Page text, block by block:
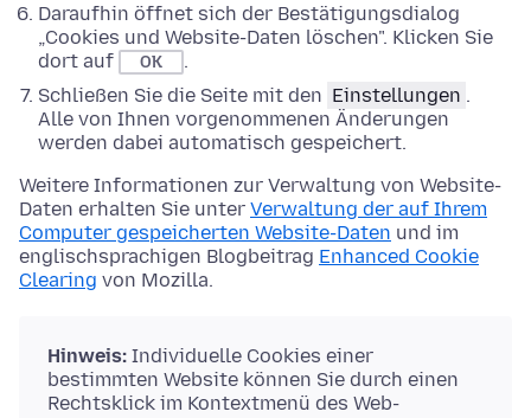
Daraufhin öffnet sich der Bestätigungsdialog
„Cookies und Website-Daten löschen". Klicken Sie
dort auf
OK
.
Schließen Sie die Seite mit den Einstellungen .
Alle von Ihnen vorgenommenen Änderungen
werden dabei automatisch gespeichert.
Weitere Informationen zur Verwaltung von Website-
Daten erhalten Sie unter Verwaltung der auf Ihrem
Computer gespeicherten Website-Daten und im
englischsprachigen Blogbeitrag Enhanced Cookie
Clearing von Mozilla.
Hinweis: Individuelle Cookies einer
bestimmten Website können Sie durch einen
Rechtsklick im Kontextmenü des Web-